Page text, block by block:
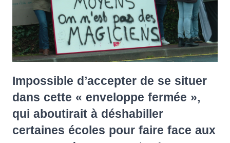
Impossible d’accepter de se situer
dans cette « enveloppe fermée »,
qui aboutirait à déshabiller
certaines écoles pour faire face aux